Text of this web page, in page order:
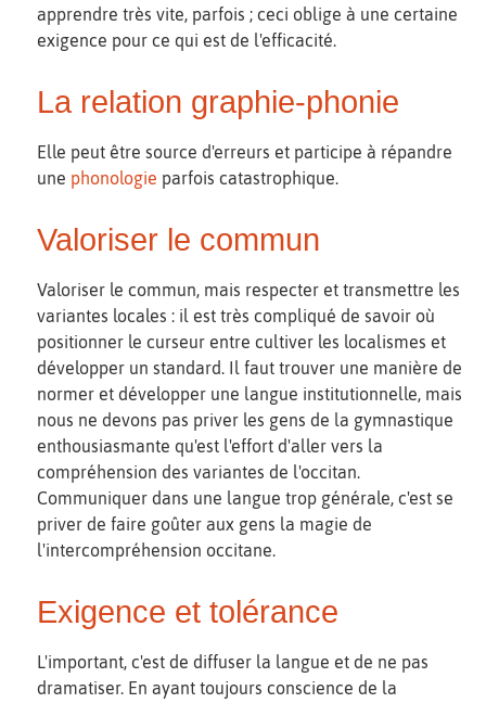
apprendre très vite, parfois ; ceci oblige à une certaine
exigence pour ce qui est de l'efficacité.
La relation graphie-phonie
Elle peut être source d'erreurs et participe à répandre
une phonologie parfois catastrophique.
Valoriser le commun
Valoriser le commun, mais respecter et transmettre les
variantes locales : il est très compliqué de savoir où
positionner le curseur entre cultiver les localismes et
développer un standard. Il faut trouver une manière de
normer et développer une langue institutionnelle, mais
nous ne devons pas priver les gens de la gymnastique
enthousiasmante qu'est l'effort d'aller vers la
compréhension des variantes de l'occitan.
Communiquer dans une langue trop générale, c'est se
priver de faire goûter aux gens la magie de
l'intercompréhension occitane.
Exigence et tolérance
L'important, c'est de diffuser la langue et de ne pas
dramatiser. En ayant toujours conscience de la